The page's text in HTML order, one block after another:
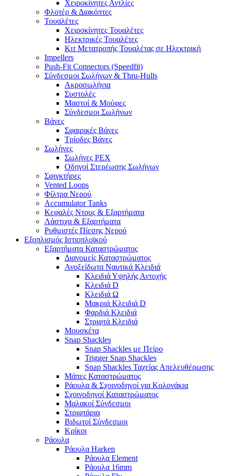
Χειροκίνητες Αντλίες
Φλοτέρ & Διακόπτες
Τουαλέτες
Χειροκίνητες Τουαλέτες
Ηλεκτρικές Τουαλέτες
Κιτ Μετατροπής Τουαλέτας σε Ηλεκτρική
Impellers
Push-Fit Connectors (Speedfit)
Σύνδεσμοι Σωλήνων & Thru-Hulls
Ακροσωλήνια
Συστολές
Μαστοί & Μούφες
Σύνδεσμοι Σωλήνων
Βάνες
Σφαιρικές Βάνες
Τρίοδες Βάνες
Σωλήνες
Σωλήνες PEX
Οδηγοί Στερέωσης Σωλήνων
Σφιγκτήρες
Vented Loops
Φίλτρα Νερού
Accumulator Tanks
Κεφαλές Ντους & Εξαρτήματα
Λάστιχα & Εξαρτήματα
Ρυθμιστές Πίεσης Νερού
Εξοπλισμός Ιστιοπλοϊκού
Εξαρτήματα Καταστρώματος
Διανομείς Καταστρώματος
Ανοξείδωτα Ναυτικά Κλειδιά
Κλειδιά Υψηλής Αντοχής
Κλειδιά D
Κλειδιά Ω
Μακριά Κλειδιά D
Φαρδιά Κλειδιά
Στριφτά Κλειδιά
Μουσκέτα
Snap Shackles
Snap Shackles με Πείρο
Trigger Snap Shackles
Snap Shackles Ταχείας Απελευθέρωσης
Μάπες Καταστρώματος
Ράουλα & Σχοινοδηγοί για Κολονάκια
Σχοινοδηγοί Καταστρώματος
Μαλακοί Σύνδεσμοι
Στριφτάρια
Βιδωτοί Σύνδεσμοι
Κρίκοι
Ράουλα
Ράουλα Harken
Ράουλα Element
Ράουλα 16mm